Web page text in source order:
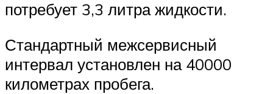
потребует 3,3 литра жидкости.
Стандартный межсервисный
интервал установлен на 40000
километрах пробега.